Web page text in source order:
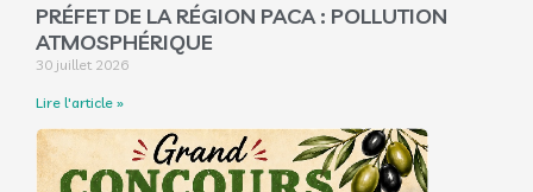
PRÉFET DE LA RÉGION PACA : POLLUTION
ATMOSPHÉRIQUE
30 juillet 2026
Lire l'article »